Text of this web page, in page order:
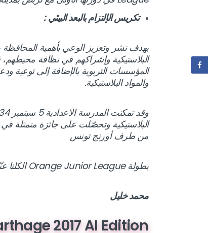
تكريس الإلتزام بالبعد البيئي :
بهدف نشر وتعزيز الوعي بأهمية المحافظة
البلاستيكية وإشراكهم في نظافة محيطهم،
المؤسسات التربوية بالإضافة إلى توعية
والمواد البلاستيكية.
البلاستيكية وتحصّلت على جائزة متمثلة
من طرف أورنج تونس
بطولة Orange Junior League الكلنا عنّا قدرات كبيرة الكلنا عنّا مسؤوليّات كبار
محمد خليل